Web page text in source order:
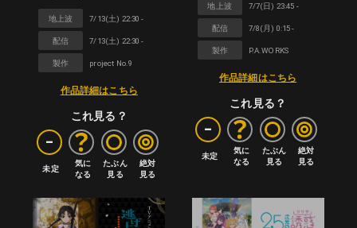
地上波 7/13(土) 22:30 -
配信 7/13(土) 22:30 -
製作 project No.9
作品詳細はこちら
これ見る？
-
未定
気に
なる
たぶん
見る
絶対
見る
地上波 7/7(日) 23:45 -
配信 7/8(月) 0:15 -
製作 P.A.WORKS
作品詳細はこちら
これ見る？
-
未定
気に
なる
たぶん
見る
絶対
見る